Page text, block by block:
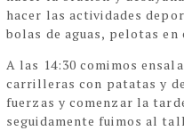
hacer las actividades
bolas de aguas, pelotas
A las 14:30 comimos
carrilleras con patatas y
fuerzas y comenzar la
seguidamente fuimos al